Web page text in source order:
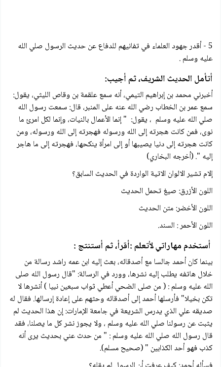
5 - أقدر جهود العلماء في تفانيهم للدفاع عن حديث الرسول صلي الله
عليه وسلم .
أتأمل الحديث الشريف، ثم أجيب:
أخبرني محمد بن إبراهيم التيمي، أنه سمع علقمة بن وقاص الليثي، يقول:
سمع عمر بن الخطاب رضي الله عنه على المنبر، قال: سمعت رسول الله
صلي الله عليه وسلم ، يقول: " إنما الأعمال بالنيات، وإنما لكل امرئ ما
نوی، فمن كانت هجرته إلى الله ورسوله فهجرته إلى الله ورسوله، ومن
كانت هجرته إلى دنيا يصيبها أو إلى امرأة ينكحها، فهجرته إلى ما هاجر
إليه ". (أخرجه البخاري)
إلام تشير الالوان الاتية الواردة في الحديث السابق؟
اللون الأزرق: صيغ تحمل الحديث
اللون الأخضر: متن الحديث
اللون الأحمر : السند.
أستخدم مهاراتي لأتعلم :أقرأ، ثم أستنتج :
بينما كان أحمد جالسا مع أصدقائه، بعث إليه ابن عمه راشد رسالة من
خلال هاتفه يطلب إليه نشرها، وورد في الرسالة: "قال رسول الله صلى
الله عليه وسلم : ( من صلى الضحي أعطي ثواب سبعین نبیا ) أنشرها لا
تکن بخيلا" فأرسلها أحمد إلى أصدقائه وحثهم على إعادة إرسالها. فقال له
صديقه علي الذي يدرس الشريعة في جامعة الإمارات: إن هذا الحديث لم
يثبت عن رسولنا صلي الله عليه وسلم ، ولا يجوز نشر كل ما يصلنا، فقد
قال رسول الله صلي الله عليه وسلم : " من حدث عني بحديث يرى أنه
كذب فهو أحد الكذابين " (صحیح مسلم).